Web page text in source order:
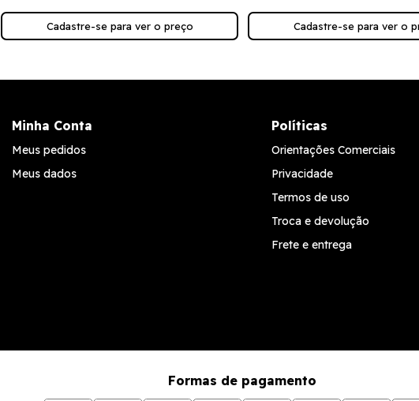
Cadastre-se para ver o preço Cadastre-se para ver o
Minha Conta
Meus pedidos
Meus dados
Políticas
Orientações Comerciais
Privacidade
Termos de uso
Troca e devolução
Frete e entrega
Formas de pagamento